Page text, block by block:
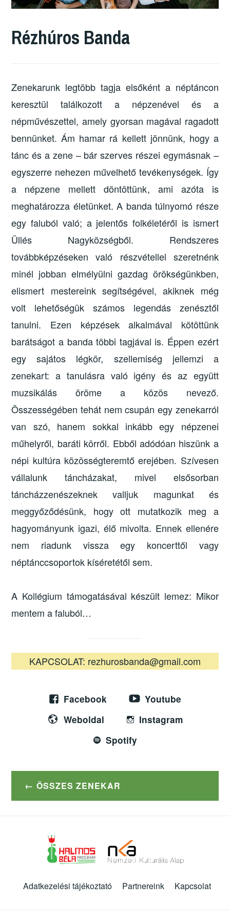
Rézhúros Banda
Zenekarunk legtöbb tagja elsőként a néptáncon
keresztül találkozott a népzenével és a
népművészettel, amely gyorsan magával ragadott
bennünket. Ám hamar rá kellett jönnünk, hogy a
tánc és a zene – bár szerves részei egymásnak –
egyszerre nehezen művelhető tevékenységek. Így
a népzene mellett döntöttünk, ami azóta is
meghatározza életünket. A banda túlnyomó része
egy faluból való; a jelentős folkéletéről is ismert
Üllés Nagyközségből. Rendszeres
továbbképzéseken való részvétellel szeretnénk
minél jobban elmélyülni gazdag örökségünkben,
elismert mestereink segítségével, akiknek még
volt lehetőségük számos legendás zenésztől
tanulni. Ezen képzések alkalmával kötöttünk
barátságot a banda többi tagjával is. Éppen ezért
egy sajátos légkör, szellemiség jellemzi a
zenekart: a tanulásra való igény és az együtt
muzsikálás öröme a közös nevező.
Összességében tehát nem csupán egy zenekarról
van szó, hanem sokkal inkább egy népzenei
műhelyről, baráti körről. Ebből adódóan hiszünk a
népi kultúra közösségteremtő erejében. Szívesen
vállalunk táncházakat, mivel elsősorban
táncházzenészeknek valljuk magunkat és
meggyőződésünk, hogy ott mutatkozik meg a
hagyományunk igazi, élő mivolta. Ennek ellenére
nem riadunk vissza egy koncerttől vagy
néptánccsoportok kíséretétől sem.
A Kollégium támogatásával készült lemez: Mikor
mentem a faluból…
KAPCSOLAT: rezhurosbanda@gmail.com
Facebook
Youtube
Weboldal
Instagram
Spotify
ÖSSZES ZENEKAR
Adatkezelési tájékoztató Partnereink Kapcsolat